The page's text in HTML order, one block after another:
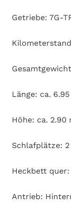
Getriebe: 7G-
Länge: ca.
Höhe: ca. 2.90
Schlafplätze: 2
Heckbett quer:
Antrieb: